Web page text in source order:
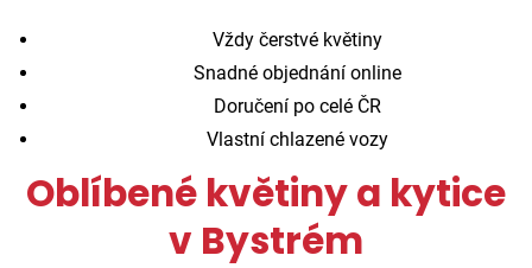
Vždy čerstvé květiny
Snadné objednání online
Doručení po celé ČR
Vlastní chlazené vozy
Oblíbené květiny a kytice
v Bystrém